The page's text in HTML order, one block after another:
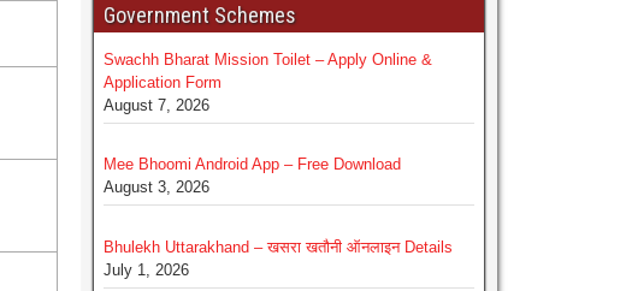
Government Schemes
Swachh Bharat Mission Toilet – Apply Online &
Application Form
August 7, 2026
Mee Bhoomi Android App – Free Download
August 3, 2026
Bhulekh Uttarakhand – खसरा खतौनी ऑनलाइन Details
July 1, 2026